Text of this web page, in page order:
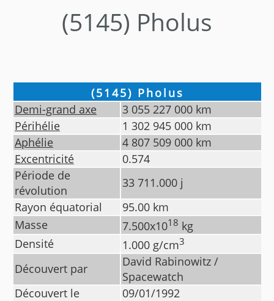
(5145) Pholus
(5145) Pholus
Demi-grand axe
3 055 227 000 km
Périhélie
1 302 945 000 km
Aphélie
4 807 509 000 km
Excentricité
0.574
Période de
révolution
33 711.000 j
Rayon équatorial
95.00 km
Masse
7.500x1018 kg
Densité
1.000 g/cm3
Découvert par
David Rabinowitz /
Spacewatch
Découvert le
09/01/1992